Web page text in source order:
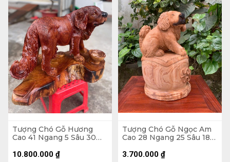
Tượng Chó Gỗ Hương
Cao 41 Ngang 5 Sâu 30
10.800.000 ₫
Tượng Chó Gỗ Ngọc Am
Cao 28 Ngang 25 Sâu 18
3.700.000 ₫